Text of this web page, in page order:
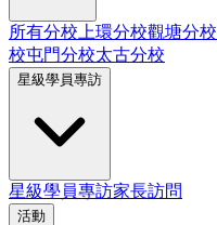
所有分校 上環分校觀塘分校
校屯門分校太古分校
星級學員專訪
星級學員專訪家長訪問
活動